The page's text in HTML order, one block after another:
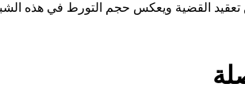
تعقيد القضية ويعكس حجم التورط في هذه